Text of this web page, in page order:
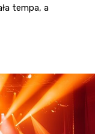
tempa, a